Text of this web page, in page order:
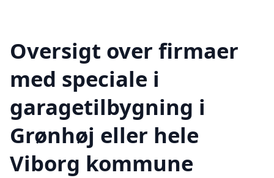
Oversigt over firmaer
med speciale i
garagetilbygning i
Grønhøj eller hele
Viborg kommune